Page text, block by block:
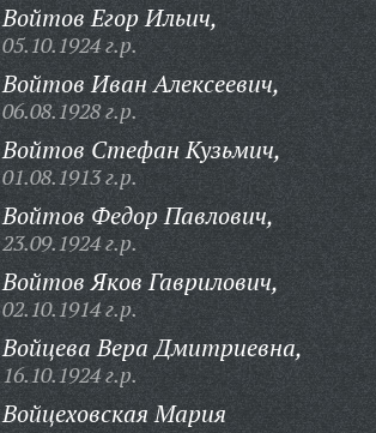
Войтов Егор Ильич,
05.10.1924 г.р.
Войтов Иван Алексеевич,
06.08.1928 г.р.
Войтов Стефан Кузьмич,
01.08.1913 г.р.
Войтов Федор Павлович,
23.09.1924 г.р.
Войтов Яков Гаврилович,
02.10.1914 г.р.
Войцева Вера Дмитриевна,
16.10.1924 г.р.
Войцеховская Мария